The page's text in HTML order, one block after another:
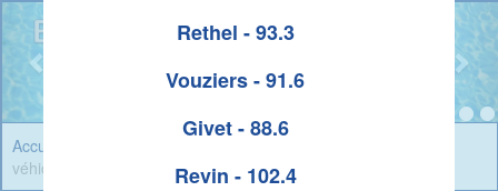
Rethel - 93.3
Vouziers - 91.6
Givet - 88.6
Revin - 102.4
Accueil
véhicules , deux blessés